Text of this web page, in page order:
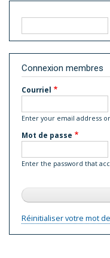
Connexion membres
Courriel
Enter your email address
Mot de passe
Enter the password that
Réinitialiser votre mot